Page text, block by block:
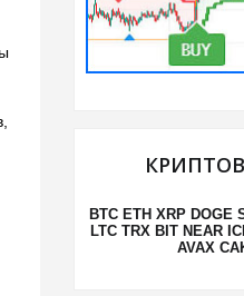
BTC ETH XRP DOGE
LTC TRX BIT NEAR
AVAX